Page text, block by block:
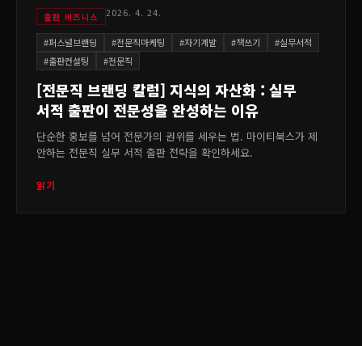
출판 비즈니스 2026. 4. 24.
#퍼스널브랜딩 #전문직마케팅 #자기계발 #책쓰기 #실무서적
#출판컨설팅 #전문직
[전문직 브랜딩 칼럼] 지식의 자산화 : 실무
서적 출판이 전문성을 완성하는 이유
단순한 홍보를 넘어 전문가의 권위를 세우는 법. 마이티북스가 제
안하는 전문직 실무 서적 출판 전략을 확인하세요.
읽기